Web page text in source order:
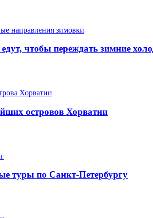
едут, чтобы переждать зимние
островов Хорватии
туры по Санкт-Петербургу